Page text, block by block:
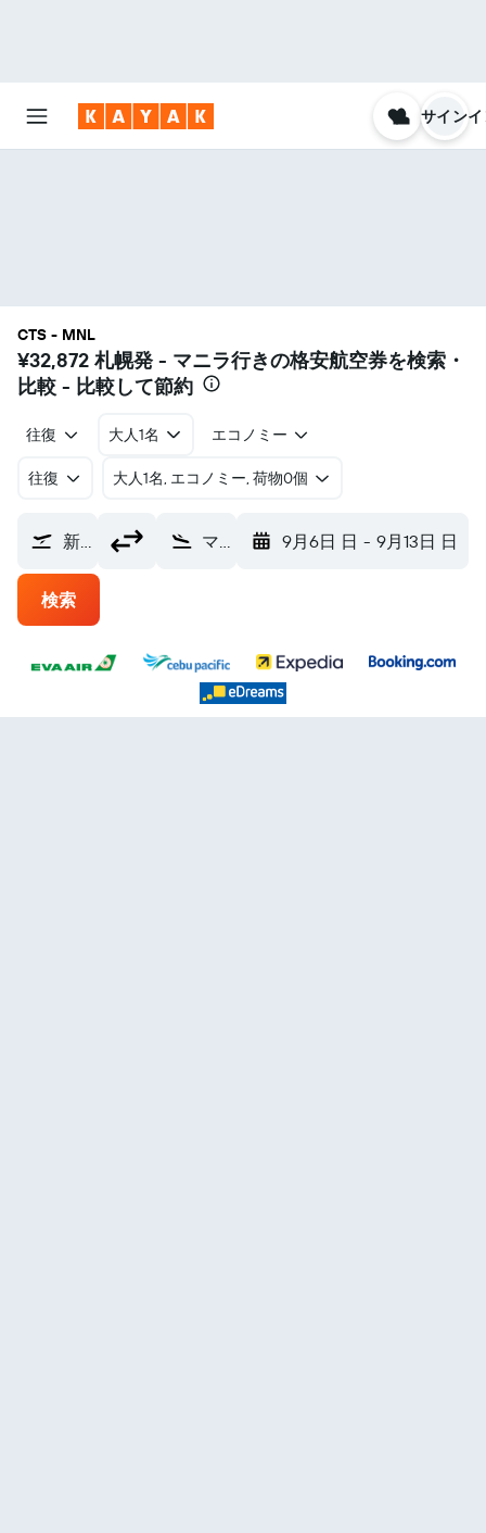
サイン
CTS - MNL
¥32,872 札幌発 - マニラ行きの格安航空券を検索・
比較 - 比較して節約
往復 大人1名 エコノミー
往復 ​大人1名, エコノミー, 荷物0個
新千歳空港 (CTS) マニラ ニノイ・アキノ国際空港 (MNL) 9月6日 日 - 9月13日 日
検索